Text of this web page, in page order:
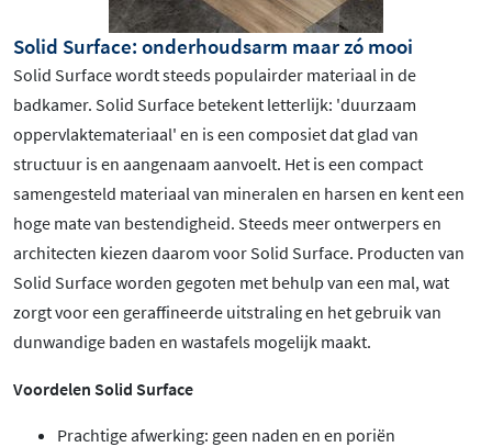
Solid Surface: onderhoudsarm maar zó mooi
Solid Surface wordt steeds populairder materiaal in de
badkamer. Solid Surface betekent letterlijk: 'duurzaam
oppervlaktemateriaal' en is een composiet dat glad van
structuur is en aangenaam aanvoelt. Het is een compact
samengesteld materiaal van mineralen en harsen en kent een
hoge mate van bestendigheid. Steeds meer ontwerpers en
architecten kiezen daarom voor Solid Surface. Producten van
Solid Surface worden gegoten met behulp van een mal, wat
zorgt voor een geraffineerde uitstraling en het gebruik van
dunwandige baden en wastafels mogelijk maakt.
Voordelen Solid Surface
Prachtige afwerking: geen naden en en poriën